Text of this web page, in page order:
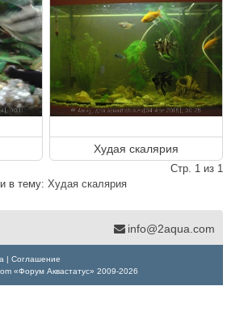
Худая скалярия
Стр. 1 из 1
в тему: Худая скалярия
info@2aqua.com
| Соглашение
«Форум Аквастатус» 2009-2026